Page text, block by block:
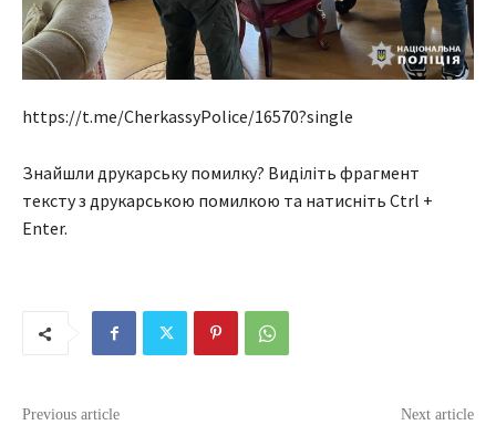
https://t.me/CherkassyPolice/16570?single
Знайшли друкарську помилку? Виділіть фрагмент
тексту з друкарською помилкою та натисніть Ctrl +
Enter.
Previous article Next article